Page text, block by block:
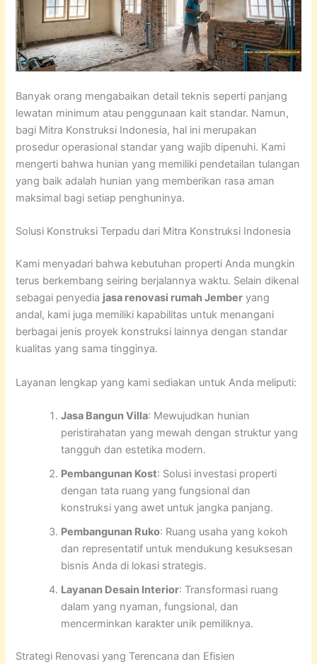
Banyak orang mengabaikan detail teknis seperti panjang
lewatan minimum atau penggunaan kait standar. Namun,
bagi Mitra Konstruksi Indonesia, hal ini merupakan
prosedur operasional standar yang wajib dipenuhi. Kami
mengerti bahwa hunian yang memiliki pendetailan tulangan
yang baik adalah hunian yang memberikan rasa aman
maksimal bagi setiap penghuninya.
Solusi Konstruksi Terpadu dari Mitra Konstruksi Indonesia
Kami menyadari bahwa kebutuhan properti Anda mungkin
terus berkembang seiring berjalannya waktu. Selain dikenal
sebagai penyedia jasa renovasi rumah Jember yang
andal, kami juga memiliki kapabilitas untuk menangani
berbagai jenis proyek konstruksi lainnya dengan standar
kualitas yang sama tingginya.
Layanan lengkap yang kami sediakan untuk Anda meliputi:
Jasa Bangun Villa: Mewujudkan hunian
peristirahatan yang mewah dengan struktur yang
tangguh dan estetika modern.
Pembangunan Kost: Solusi investasi properti
dengan tata ruang yang fungsional dan
konstruksi yang awet untuk jangka panjang.
Pembangunan Ruko: Ruang usaha yang kokoh
dan representatif untuk mendukung kesuksesan
bisnis Anda di lokasi strategis.
Layanan Desain Interior: Transformasi ruang
dalam yang nyaman, fungsional, dan
mencerminkan karakter unik pemiliknya.
Strategi Renovasi yang Terencana dan Efisien